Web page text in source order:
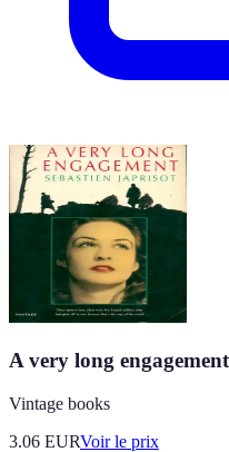
A very long
Vintage books
3.06 EURVoir le prix